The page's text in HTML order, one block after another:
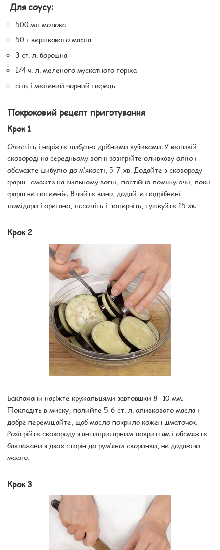
Для соусу:
500 мл молока
50 г вершкового масла
3 ст. л. борошна
1/4 ч. л. меленого мускатного горіха
сіль і мелений чорний перець
Покроковий рецепт приготування
Крок 1
Очистіть і наріжте цибулю дрібними кубиками. У великій
сковороді на середньому вогні розігрійте оливкову олію і
обсмажте цибулю до м’якості, 5-7 хв. Додайте в сковороду
фарш і смажте на сильному вогні, постійно помішуючи, поки
фарш не потемніє. Влийте вино, додайте подрібнені
помідори і орегано, посоліть і поперчіть, тушкуйте 15 хв.
Крок 2
Баклажани наріжте кружальцями завтовшки 8- 10 мм.
Покладіть в миску, полийте 5-6 ст. л. оливкового масла і
добре перемішайте, щоб масло покрило кожен шматочок.
Розігрійте сковороду з антипригарним покриттям і обсмажте
баклажани з двох сторін до рум’яної скоринки, не додаючи
масло.
Крок 3